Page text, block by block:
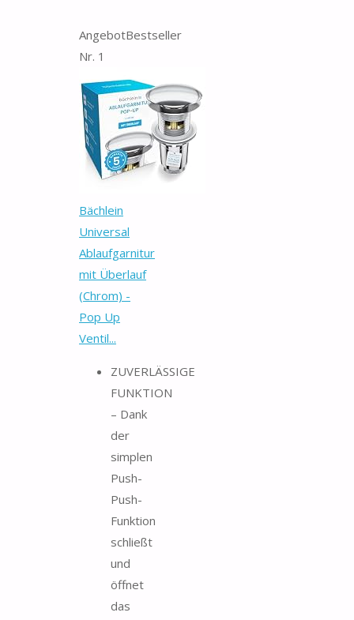
AngebotBestseller
Nr. 1
Bächlein
Universal
Ablaufgarnitur
mit Überlauf
(Chrom) -
Pop Up
Ventil...
ZUVERLÄSSIGE
FUNKTION
– Dank
der
simplen
Push-
Push-
Funktion
schließt
und
öffnet
das